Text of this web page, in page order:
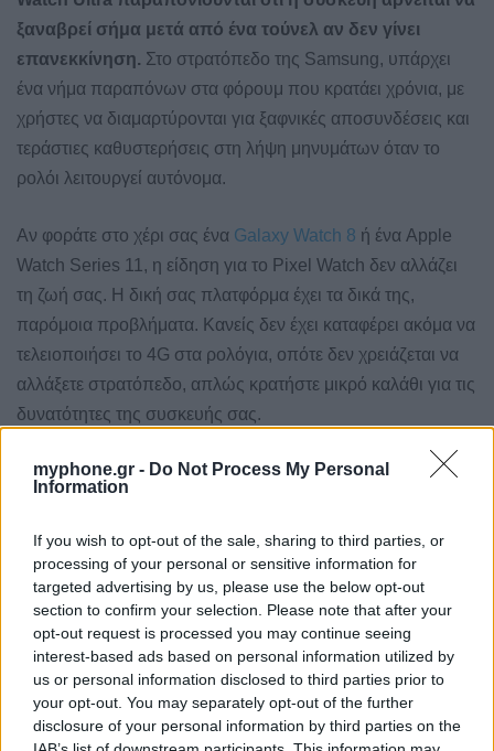
myphone.gr - Do Not Process My Personal
Information
If you wish to opt-out of the sale, sharing to third parties, or
processing of your personal or sensitive information for
targeted advertising by us, please use the below opt-out
section to confirm your selection. Please note that after your
opt-out request is processed you may continue seeing
interest-based ads based on personal information utilized by
us or personal information disclosed to third parties prior to
your opt-out. You may separately opt-out of the further
disclosure of your personal information by third parties on the
ξαναβρεί σήμα μετά από ένα τούνελ αν δεν γίνει
επανεκκίνηση. Στο στρατόπεδο της Samsung, υπάρχει
ένα νήμα παραπόνων στα φόρουμ που κρατάει χρόνια, με
χρήστες να διαμαρτύρονται για ξαφνικές αποσυνδέσεις και
τεράστιες καθυστερήσεις στη λήψη μηνυμάτων όταν το
ρολόι λειτουργεί αυτόνομα.
Αν φοράτε στο χέρι σας ένα Galaxy Watch 8 ή ένα Apple
Watch Series 11, η είδηση για το Pixel Watch δεν αλλάζει
τη ζωή σας. Η δική σας πλατφόρμα έχει τα δικά της,
παρόμοια προβλήματα. Κανείς δεν έχει καταφέρει ακόμα να
τελειοποιήσει το 4G στα ρολόγια, οπότε δεν χρειάζεται να
αλλάξετε στρατόπεδο, απλώς κρατήστε μικρό καλάθι για τις
δυνατότητες της συσκευής σας.
Tagged
with
Google Pixel Watch 4 LTE